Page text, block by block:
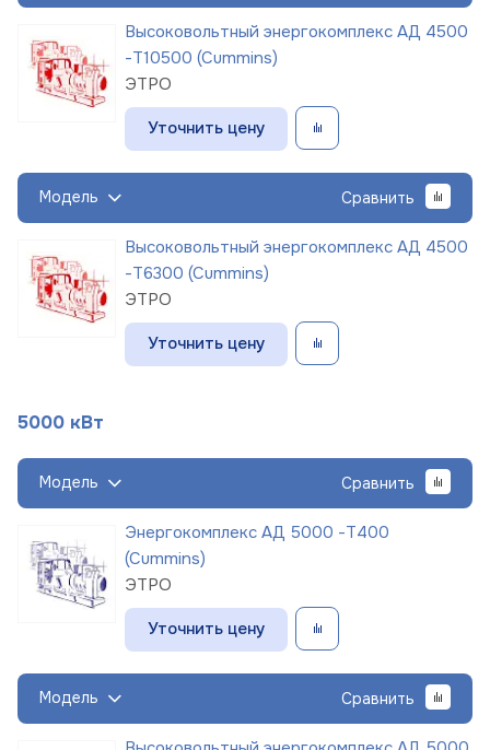
Высоковольтный энергокомплекс АД 4500
-Т10500 (Cummins)
ЭТРО
Уточнить цену
Модель Сравнить
Высоковольтный энергокомплекс АД 4500
-Т6300 (Cummins)
ЭТРО
Уточнить цену
5000 кВт
Модель Сравнить
Энергокомплекс АД 5000 -Т400
(Cummins)
ЭТРО
Уточнить цену
Модель Сравнить